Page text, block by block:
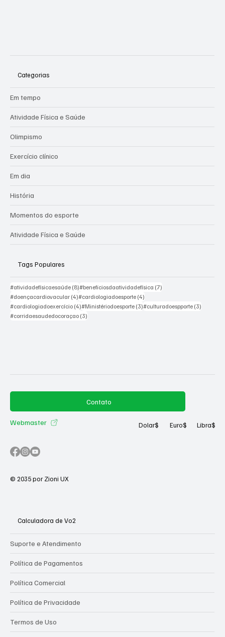
Categorias
Em tempo
Atividade Física e Saúde
Olimpismo
Exercício clínico
Em dia
História
Momentos do esporte
Atividade Física e Saúde
Tags Populares
#atividadefísicaesaúde (8)8 posts
#beneficiosdaatividadefísica (7)
#doençacardiovacular (4)4 posts
#cardiologiadoesporte (4)
#cardiologiadoexercício (4)4 posts
#Ministériodoesporte (3)3 posts
#culturadoespporte (3)
#corridaesaudedocoraçao (3)
Contato
Webmaster Dolar$ Euro$ Libra$
© 2035 por Zioni UX
Calculadora de Vo2
Suporte e Atendimento
Política de Pagamentos
Política Comercial
Política de Privacidade
Termos de Uso